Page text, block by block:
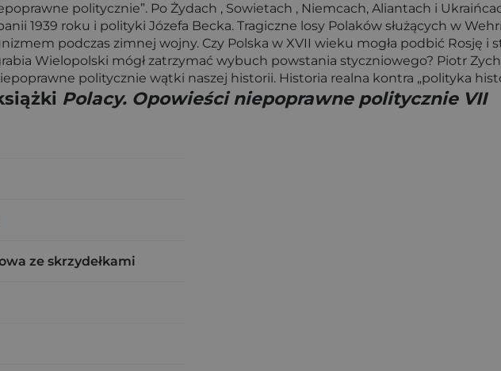
politycznie”. Po Żydach , Sowietach , Niemcach, Aliantach i
1939 roku i polityki Józefa Becka. Tragiczne losy Polaków służących w
podczas zimnej wojny. Czy Polska w XVII wieku mogła podbić Rosję i
Wielopolski mógł zatrzymać wybuch powstania styczniowego? Piotr
politycznie wątki naszej historii. Historia realna kontra „polityka
Polacy. Opowieści niepoprawne politycznie VII
ze skrzydełkami